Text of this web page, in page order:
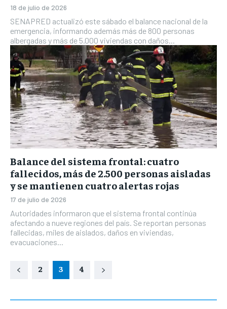
18 de julio de 2026
SENAPRED actualizó este sábado el balance nacional de la
emergencia, informando además más de 800 personas
albergadas y más de 5.000 viviendas con daños...
Balance del sistema frontal: cuatro
fallecidos, más de 2.500 personas aisladas
y se mantienen cuatro alertas rojas
17 de julio de 2026
Autoridades informaron que el sistema frontal continúa
afectando a nueve regiones del país. Se reportan personas
fallecidas, miles de aislados, daños en viviendas,
evacuaciones...
2 3 4